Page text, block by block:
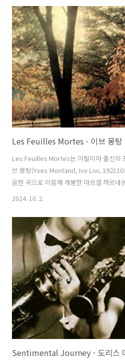
Rosenthal, 19140425 – 19700218)이 만
Gabler, 19110520 – 20010720)가 프로
을 위해 무엇이든 하고 심지어 목숨까지도
도 생각할 수 ..
Les Feuilles Mortes - 이브 몽
Les Feuilles Mortes는 이탈리아 출신의
브 몽탕(Yves Montand, Ivo Livi,
음한 곡으로 이듬해 개봉한 마르셀 까르
을 통해 발표한 곡이다. 당시 100만장이 판
연해 노래했다. 이 곡이 유명해진 것은 아
가이기도 한 자니 머서(Johnny Mercer)
Leaves가 조 스태포드(Jo Stafford)의 목
다. 이 곡이 일본에서 고엽(枯葉)이란 제
대..
2024. 10. 2.
Sentimental Journey - 도리스